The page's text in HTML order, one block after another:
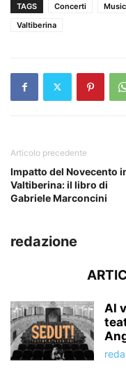
TAGS Concerti
Valtiberina
Articolo precedente
Impatto del Novecento
Valtiberina: il libro di
Gabriele Marconcini
redazione
Al